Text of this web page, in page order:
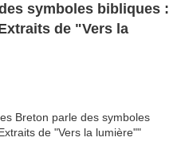
symboles bibliques :
de "Vers la